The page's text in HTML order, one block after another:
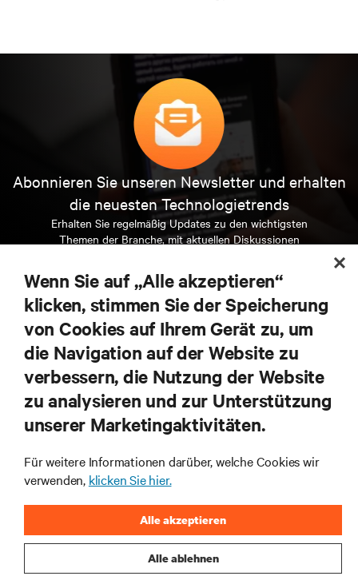
Abonnieren Sie unseren Newsletter und erhalten
die neuesten Technologietrends
Erhalten Sie regelmäßig Updates zu den wichtigsten
Themen der Branche, mit aktuellen Diskussionen
Rechenzentrums- und Infrastrukturmanagement.
JETZT ANMELDEN
RESSOURCEN
UNTERNEHMEN
BLEIBEN SIE MIT UNS IN KONTAKT
Wenn Sie auf „Alle akzeptieren“
klicken, stimmen Sie der Speicherung
von Cookies auf Ihrem Gerät zu, um
die Navigation auf der Website zu
verbessern, die Nutzung der Website
zu analysieren und zur Unterstützung
unserer Marketingaktivitäten.
Für weitere Informationen darüber, welche Cookies wir
verwenden, klicken Sie hier.
Alle ablehnen
Alle akzeptieren